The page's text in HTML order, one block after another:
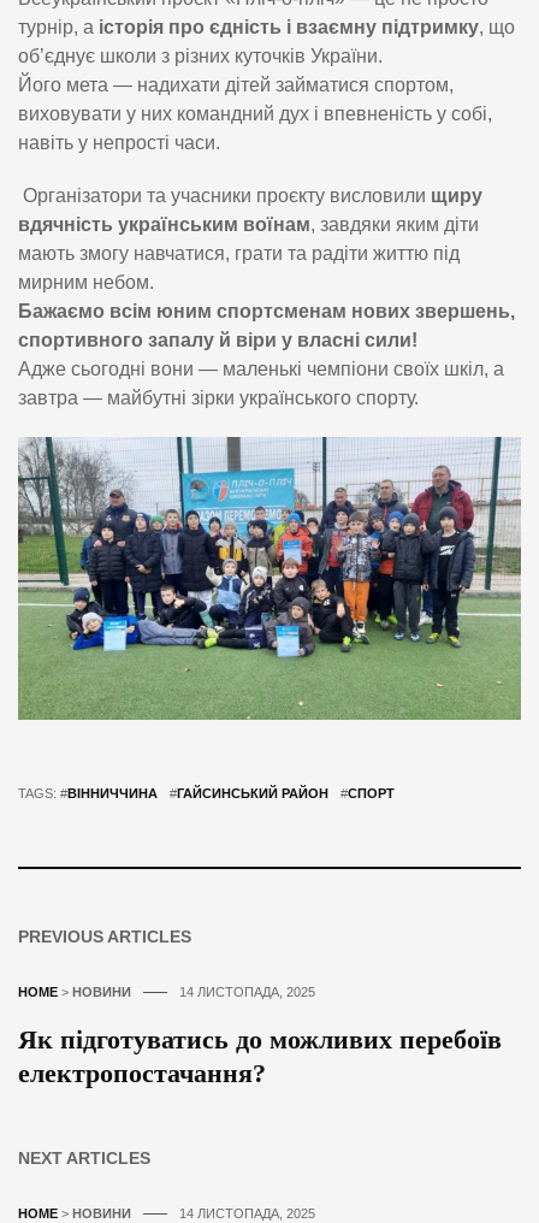
турнір, а історія про єдність і взаємну підтримку, що
об’єднує школи з різних куточків України.
Його мета — надихати дітей займатися спортом,
виховувати у них командний дух і впевненість у собі,
навіть у непрості часи.
Організатори та учасники проєкту висловили щиру
вдячність українським воїнам, завдяки яким діти
мають змогу навчатися, грати та радіти життю під
мирним небом.
Бажаємо всім юним спортсменам нових звершень,
спортивного запалу й віри у власні сили!
Адже сьогодні вони — маленькі чемпіони своїх шкіл, а
завтра — майбутні зірки українського спорту.
TAGS: #ВІННИЧЧИНА #ГАЙСИНСЬКИЙ РАЙОН #СПОРТ
PREVIOUS ARTICLES
HOME > НОВИНИ 14 ЛИСТОПАДА, 2025
Як підготуватись до можливих перебоїв
електропостачання?
NEXT ARTICLES
HOME > НОВИНИ 14 ЛИСТОПАДА, 2025